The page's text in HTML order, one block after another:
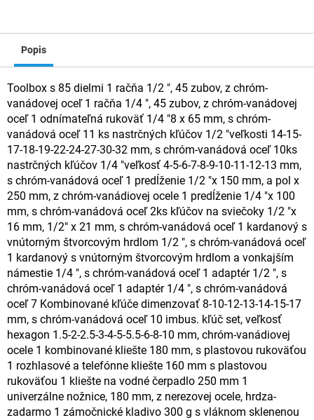
Popis
Toolbox s 85 dielmi 1 račňa 1/2 ", 45 zubov, z chróm-
vanádovej oceľ 1 račňa 1/4 ", 45 zubov, z chróm-vanádovej
oceľ 1 odnímateľná rukoväť 1/4 "8 x 65 mm, s chróm-
vanádová oceľ 11 ks nastrčných kľúčov 1/2 "veľkosti 14-15-
17-18-19-22-24-27-30-32 mm, s chróm-vanádová oceľ 10ks
nastrčných kľúčov 1/4 "veľkosť 4-5-6-7-8-9-10-11-12-13 mm,
s chróm-vanádová oceľ 1 predĺženie 1/2 "x 150 mm, a pol x
250 mm, z chróm-vanádiovej ocele 1 predĺženie 1/4 "x 100
mm, s chróm-vanádová oceľ 2ks kľúčov na sviečoky 1/2 "x
16 mm, 1/2" x 21 mm, s chróm-vanádová oceľ 1 kardanový s
vnútorným štvorcovým hrdlom 1/2 ", s chróm-vanádová oceľ
1 kardanový s vnútorným štvorcovým hrdlom a vonkajším
námestie 1/4 ", s chróm-vanádová oceľ 1 adaptér 1/2 ", s
chróm-vanádová oceľ 1 adaptér 1/4 ", s chróm-vanádová
oceľ 7 Kombinované kľúče dimenzovať 8-10-12-13-14-15-17
mm, s chróm-vanádová oceľ 10 imbus. kľúč set, veľkosť
hexagon 1.5-2-2.5-3-4-5-5.5-6-8-10 mm, chróm-vanádiovej
ocele 1 kombinované kliešte 180 mm, s plastovou rukoväťou
1 rozhlasové a telefónne kliešte 160 mm s plastovou
rukoväťou 1 kliešte na vodné čerpadlo 250 mm 1
univerzálne nožnice, 180 mm, z nerezovej ocele, hrdza-
zadarmo 1 zámočnické kladivo 300 g s vláknom sklenenou